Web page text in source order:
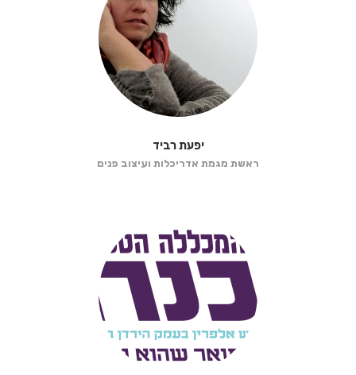
יפעת רביד
ראשת מגמת אדריכלות ועיצוב פנים